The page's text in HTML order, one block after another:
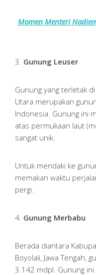
Momen Menteri
3. Gunung Leuser
Gunung yang terletak
Utara merupakan
Indonesia. Gunung ini
atas permukaan laut
sangat unik.
Untuk mendaki ke
memakan waktu
pergi.
4. Gunung Merbabu
Berada diantara
Boyolali, Jawa Tengah,
3.142 mdpl. Gunung